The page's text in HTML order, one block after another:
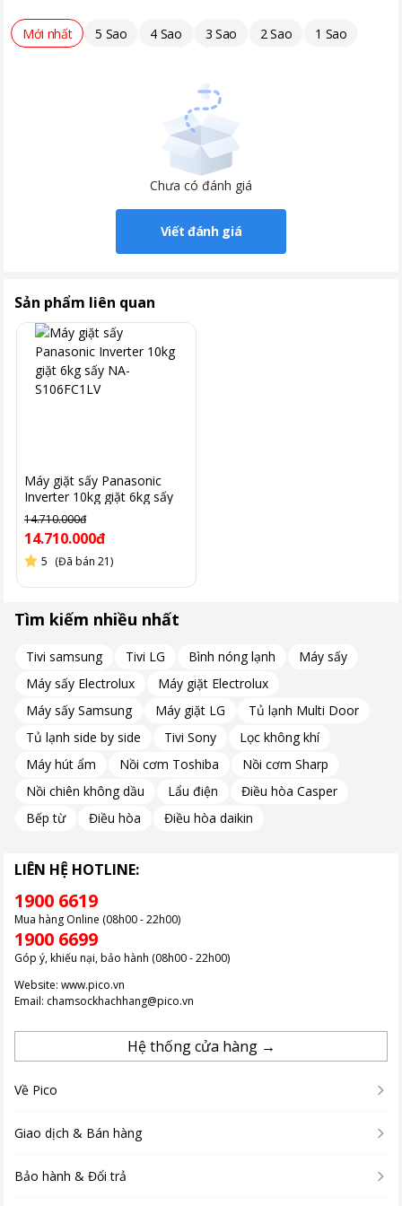
Công nghệ sấy
Khoảng giá
Công nghệ giặt bong bóng siêu mịn bảo vệ quần áo
Máy ứng dụng công nghệ Eco Bubble kết hợp dòng xoáy nước
Nhờ đó, bột giặt thẩm thấu nhanh hơn vào sợi vải, loại bỏ vết
bẩn dễ dàng và bảo vệ chất liệu vải tốt hơn.
Mới nhất 5 Sao 4 Sao 3 Sao 2 Sao 1 Sao
Chưa có đánh giá
Viết đánh giá
Sản phẩm liên quan
Máy giặt sấy Panasonic
Inverter 10kg giặt 6kg sấy
NA-S106FC1LV
14.710.000đ
14.710.000đ
5 (Đã bán 21)
Tìm kiếm nhiều nhất
Tivi samsung Tivi LG Bình nóng lạnh
Máy sấy
Máy sấy Electrolux
Máy giặt Electrolux
Máy sấy Samsung
Máy giặt LG
Tủ lạnh Multi Door
Tủ lạnh side by side
Tivi Sony
Lọc không khí
Máy hút ẩm
Nồi cơm Toshiba
Nồi cơm Sharp
Nồi chiên không dầu
Lẩu điện
Điều hòa Casper
Bếp từ
Điều hòa Điều hòa daikin
LIÊN HỆ HOTLINE:
1900 6619
Mua hàng Online (08h00 - 22h00)
1900 6699
Góp ý, khiếu nại, bảo hành (08h00 - 22h00)
Website: www.pico.vn
Email: chamsockhachhang@pico.vn
Hệ thống cửa hàng →
Về Pico
Giao dịch & Bán hàng
Bảo hành & Đổi trả